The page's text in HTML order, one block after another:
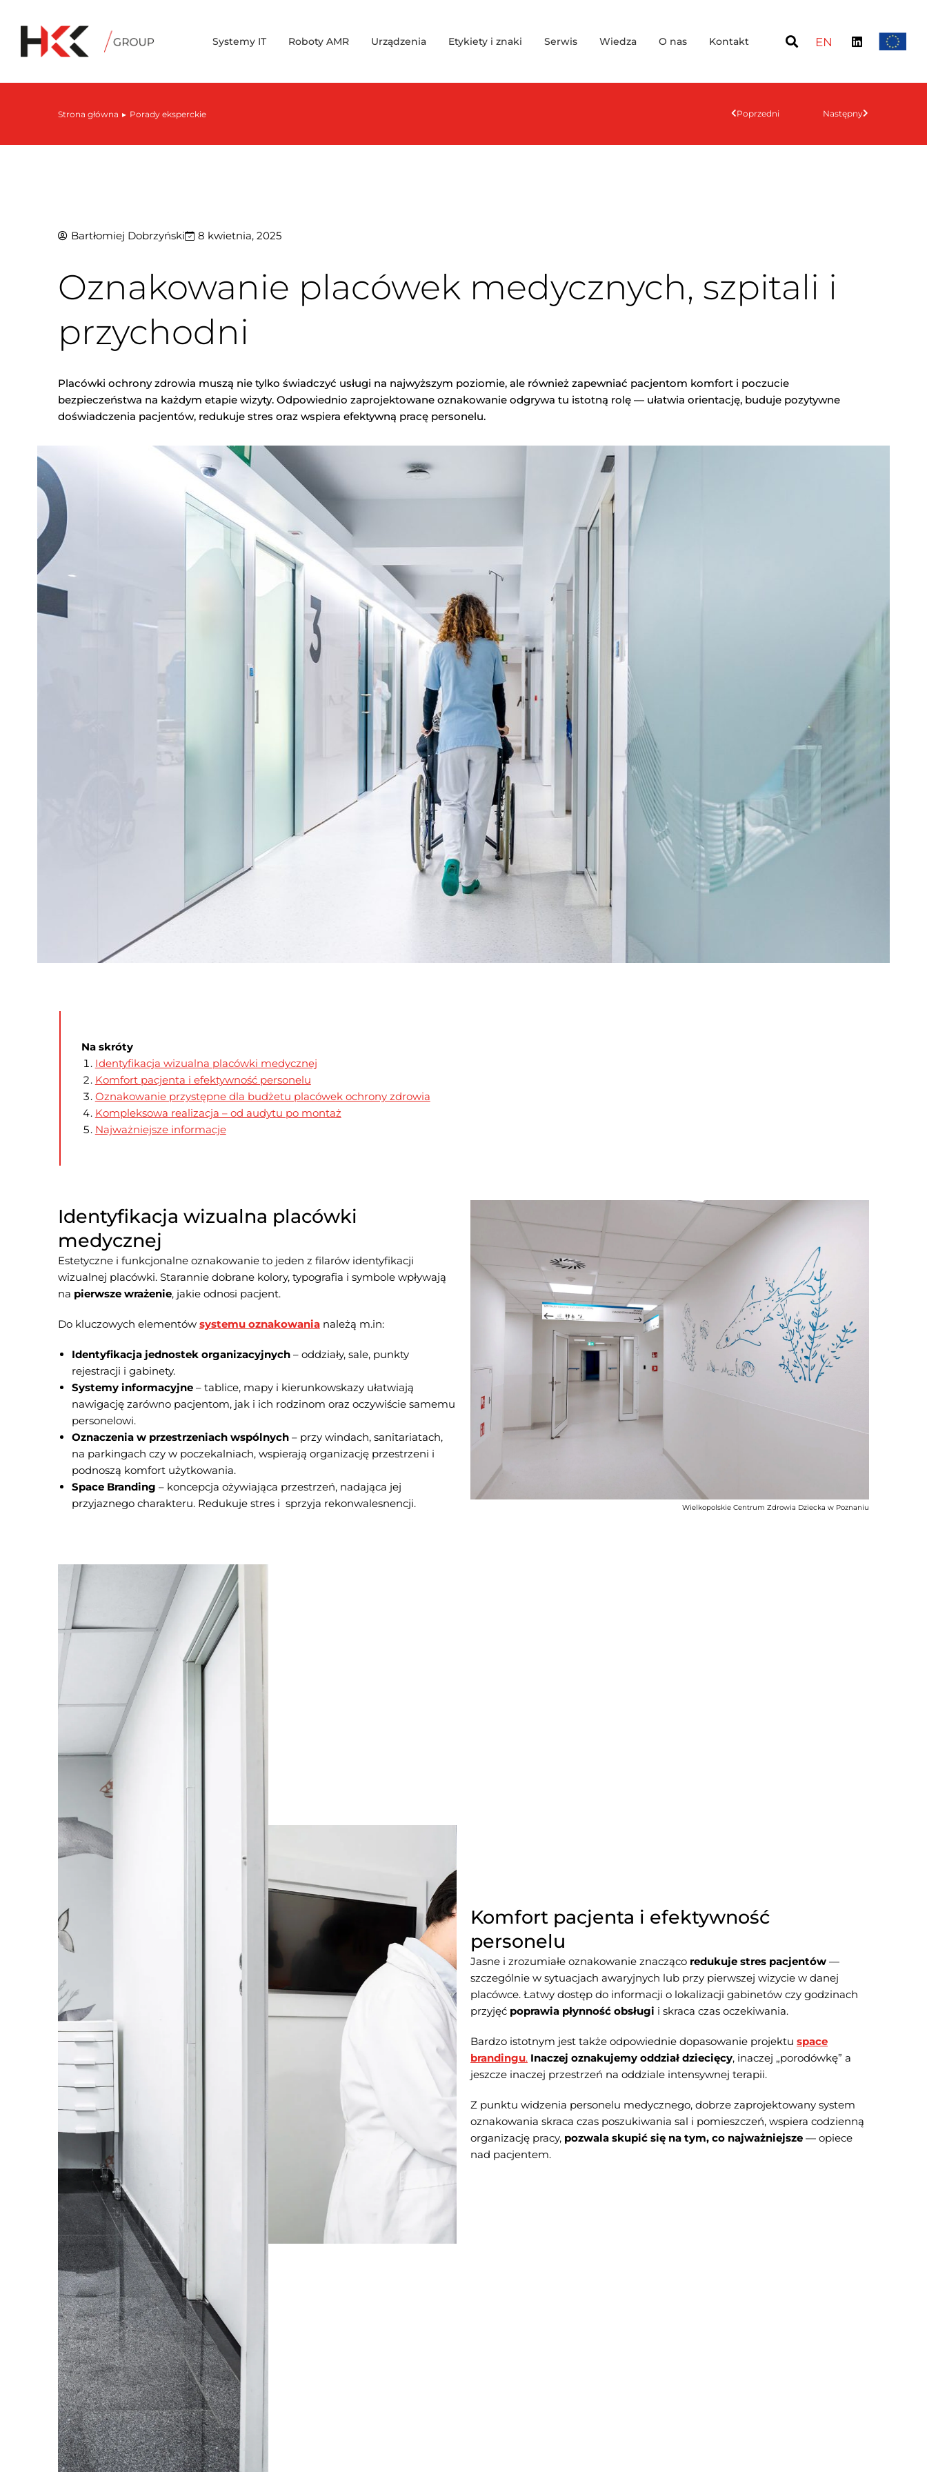
Systemy IT Roboty AMR Urządzenia Etykiety i znaki Serwis Wiedza O nas Kontakt EN
Jesteś tutaj:
Strona główna Porady eksperckie Poprzedni Następny
Bartłomiej Dobrzyński 8 kwietnia, 2025
Oznakowanie placówek medycznych, szpitali i
przychodni
Placówki ochrony zdrowia muszą nie tylko świadczyć usługi na najwyższym poziomie, ale również zapewniać pacjentom komfort i poczucie
bezpieczeństwa na każdym etapie wizyty. Odpowiednio zaprojektowane oznakowanie odgrywa tu istotną rolę — ułatwia orientację, buduje pozytywne
doświadczenia pacjentów, redukuje stres oraz wspiera efektywną pracę personelu.
Na skróty
Identyfikacja wizualna placówki medycznej
Komfort pacjenta i efektywność personelu​
​Oznakowanie przystępne dla budżetu placówek ochrony zdrowia
Kompleksowa realizacja – od audytu po montaż​
Najważniejsze informacje
Wielkopolskie Centrum Zdrowia Dziecka w Poznaniu
Identyfikacja wizualna placówki
medycznej
Estetyczne i funkcjonalne oznakowanie to jeden z filarów identyfikacji
wizualnej placówki. Starannie dobrane kolory, typografia i symbole wpływają
na pierwsze wrażenie, jakie odnosi pacjent.
Do kluczowych elementów systemu oznakowanianależą m.in:
Identyfikacja jednostek organizacyjnych– oddziały, sale, punkty
rejestracji i gabinety.
Systemy informacyjne– tablice, mapy i kierunkowskazy ułatwiają
nawigację zarówno pacjentom, jak i ich rodzinom oraz oczywiście samemu
personelowi.
Oznaczenia w przestrzeniach wspólnych– przy windach, sanitariatach,
na parkingach czy w poczekalniach, wspierają organizację przestrzeni i
podnoszą komfort użytkowania.
Space Branding – koncepcja ożywiająca przestrzeń, nadająca jej
przyjaznego charakteru. Redukuje stres i sprzyja rekonwalesnencji.
Komfort pacjenta i efektywność
personelu
Jasne i zrozumiałe oznakowanie znacząco redukuje stres pacjentów —
szczególnie w sytuacjach awaryjnych lub przy pierwszej wizycie w danej
placówce. Łatwy dostęp do informacji o lokalizacji gabinetów czy godzinach
przyjęć poprawia płynność obsługi i skraca czas oczekiwania.
Bardzo istotnym jest także odpowiednie dopasowanie projektu space
brandingu. Inaczej oznakujemy oddział dziecięcy, inaczej „porodówkę” a
jeszcze inaczej przestrzeń na oddziale intensywnej terapii.
Z punktu widzenia personelu medycznego, dobrze zaprojektowany system
oznakowania skraca czas poszukiwania sal i pomieszczeń, wspiera codzienną
organizację pracy, pozwala skupić się na tym, co najważniejsze — opiece
nad pacjentem.